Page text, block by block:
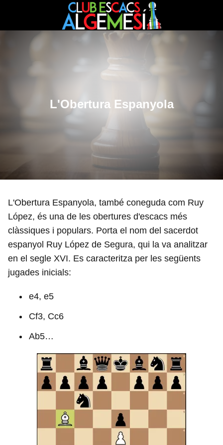
L'Obertura Espanyola
L'Obertura Espanyola, també coneguda com Ruy
López, és una de les obertures d'escacs més
clàssiques i populars. Porta el nom del sacerdot
espanyol Ruy López de Segura, qui la va analitzar
en el segle XVI. Es caracteritza per les següents
jugades inicials:
e4, e5
Cf3, Cc6
Ab5…